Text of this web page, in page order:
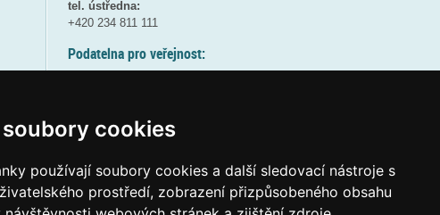
cookies
používají soubory cookies a další sledovací nástroje s
prostředí, zobrazení přizpůsobeného obsahu
tel. ústředna:
+420 234 811 111
Podatelna pro veřejnost:
(více informací
Elektronická podatelna: